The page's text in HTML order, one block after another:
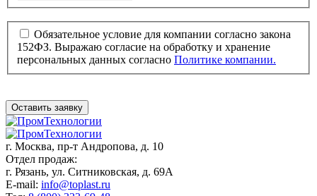
Обязательное условие для компании согласно закона
152ФЗ. Выражаю согласие на обработку и хранение
персональных данных согласно Политике компании.
Оставить заявку
г. Москва, пр-т Андропова, д. 10
Отдел продаж:
г. Рязань, ул. Ситниковская, д. 69А
E-mail: info@toplast.ru